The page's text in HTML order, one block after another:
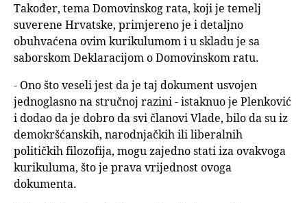
Također, tema Domovinskog rata, koji je temelj
suverene Hrvatske, primjereno je i detaljno
obuhvaćena ovim kurikulumom i u skladu je sa
saborskom Deklaracijom o Domovinskom ratu.
- Ono što veseli jest da je taj dokument usvojen
jednoglasno na stručnoj razini - istaknuo je Plenković
i dodao da je dobro da svi članovi Vlade, bilo da su iz
demokršćanskih, narodnjačkih ili liberalnih
političkih filozofija, mogu zajedno stati iza ovakvoga
kurikuluma, što je prava vrijednost ovoga
dokumenta.